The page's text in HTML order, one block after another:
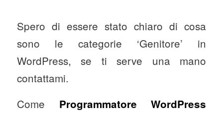
Spero di essere stato chiaro di cosa
sono le categorie ‘Genitore’ in
WordPress, se ti serve una mano
contattami.
Come Programmatore WordPress